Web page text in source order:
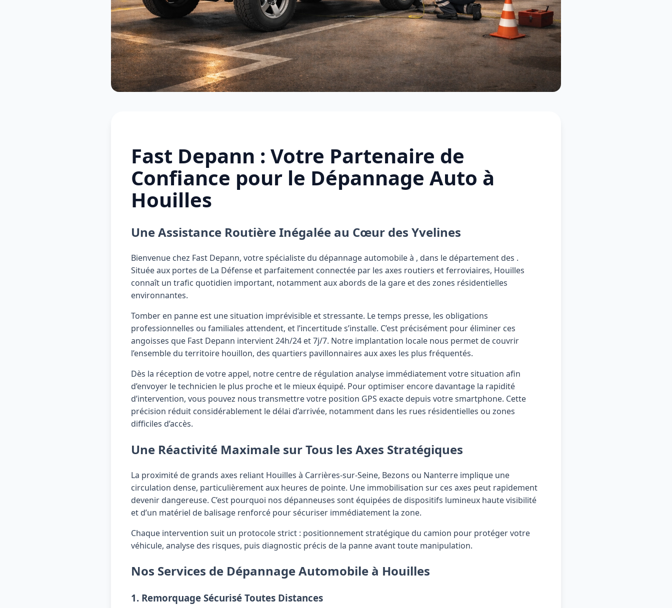
Fast Depann : Votre Partenaire de
Confiance pour le Dépannage Auto à
Houilles
Une Assistance Routière Inégalée au Cœur des Yvelines
Bienvenue chez Fast Depann, votre spécialiste du dépannage automobile à , dans le département des .
Située aux portes de La Défense et parfaitement connectée par les axes routiers et ferroviaires, Houilles
connaît un trafic quotidien important, notamment aux abords de la gare et des zones résidentielles
environnantes.
Tomber en panne est une situation imprévisible et stressante. Le temps presse, les obligations
professionnelles ou familiales attendent, et l’incertitude s’installe. C’est précisément pour éliminer ces
angoisses que Fast Depann intervient 24h/24 et 7j/7. Notre implantation locale nous permet de couvrir
l’ensemble du territoire houillon, des quartiers pavillonnaires aux axes les plus fréquentés.
Dès la réception de votre appel, notre centre de régulation analyse immédiatement votre situation afin
d’envoyer le technicien le plus proche et le mieux équipé. Pour optimiser encore davantage la rapidité
d’intervention, vous pouvez nous transmettre votre position GPS exacte depuis votre smartphone. Cette
précision réduit considérablement le délai d’arrivée, notamment dans les rues résidentielles ou zones
difficiles d’accès.
Une Réactivité Maximale sur Tous les Axes Stratégiques
La proximité de grands axes reliant Houilles à Carrières-sur-Seine, Bezons ou Nanterre implique une
circulation dense, particulièrement aux heures de pointe. Une immobilisation sur ces axes peut rapidement
devenir dangereuse. C’est pourquoi nos dépanneuses sont équipées de dispositifs lumineux haute visibilité
et d’un matériel de balisage renforcé pour sécuriser immédiatement la zone.
Chaque intervention suit un protocole strict : positionnement stratégique du camion pour protéger votre
véhicule, analyse des risques, puis diagnostic précis de la panne avant toute manipulation.
Nos Services de Dépannage Automobile à Houilles
1. Remorquage Sécurisé Toutes Distances